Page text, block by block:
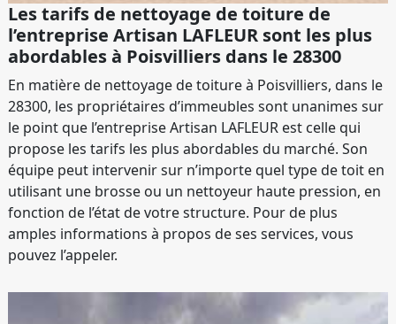
Les tarifs de nettoyage de toiture de
l’entreprise Artisan LAFLEUR sont les plus
abordables à Poisvilliers dans le 28300
En matière de nettoyage de toiture à Poisvilliers, dans le
28300, les propriétaires d’immeubles sont unanimes sur
le point que l’entreprise Artisan LAFLEUR est celle qui
propose les tarifs les plus abordables du marché. Son
équipe peut intervenir sur n’importe quel type de toit en
utilisant une brosse ou un nettoyeur haute pression, en
fonction de l’état de votre structure. Pour de plus
amples informations à propos de ses services, vous
pouvez l’appeler.